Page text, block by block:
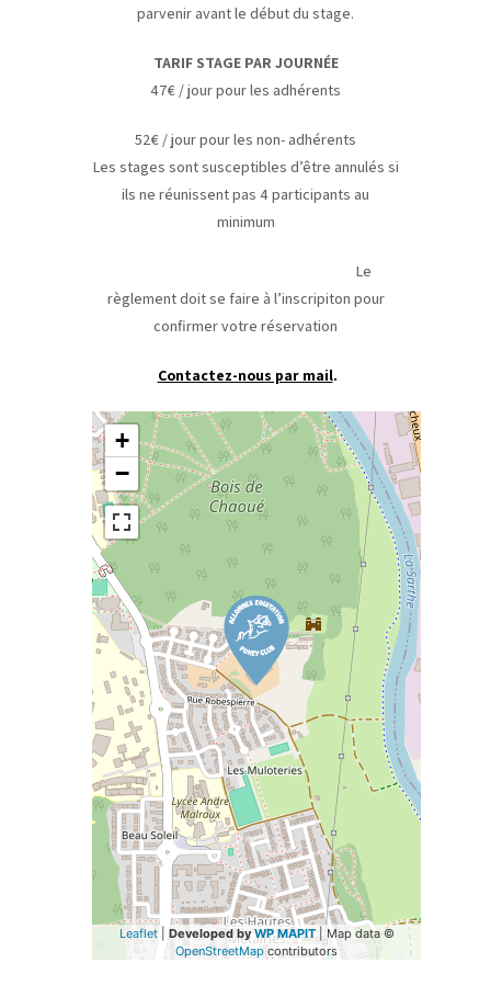
parvenir avant le début du stage.
TARIF STAGE PAR JOURNÉE
47€ / jour pour les adhérents
52€ / jour pour les non- adhérents
Les stages sont susceptibles d’être annulés si
ils ne réunissent pas 4 participants au
minimum
Le
règlement doit se faire à l’inscripiton pour
confirmer votre réservation
Contactez-nous par mail.
+
−
Leaflet| Developed byWP MAPIT| Map data ©
OpenStreetMap contributors